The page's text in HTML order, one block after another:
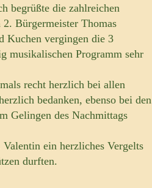
begrüßte die zahlreichen
2. Bürgermeister Thomas
Kuchen vergingen die 3
musikalischen Programm sehr
recht herzlich bei allen
bedanken, ebenso bei den
Gelingen des Nachmittags
ein herzliches Vergelts
durften.